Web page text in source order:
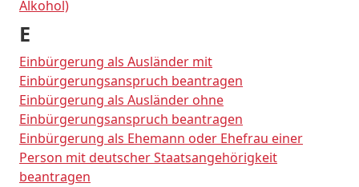
Alkohol)
E
Einbürgerung als Ausländer mit
Einbürgerungsanspruch beantragen
Einbürgerung als Ausländer ohne
Einbürgerungsanspruch beantragen
Einbürgerung als Ehemann oder Ehefrau einer
Person mit deutscher Staatsangehörigkeit
beantragen